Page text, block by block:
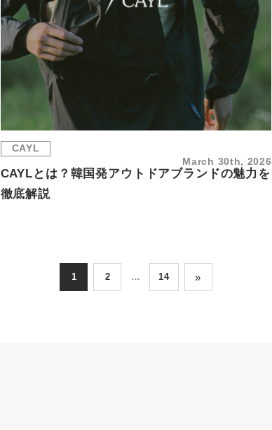
CAYL
March 30th, 2026
CAYLとは？韓国発アウトドアブランドの魅力を
徹底解説
Page
1 Page
2 … Page
14 »